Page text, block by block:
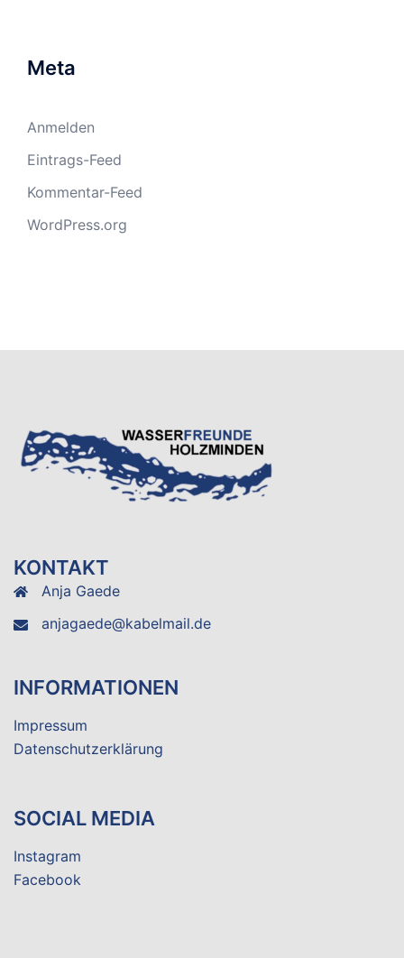
Meta
Anmelden
Eintrags-Feed
Kommentar-Feed
WordPress.org
KONTAKT
Anja Gaede
anjagaede@kabelmail.de
INFORMATIONEN
Impressum
Datenschutzerklärung
SOCIAL MEDIA
Instagram
Facebook